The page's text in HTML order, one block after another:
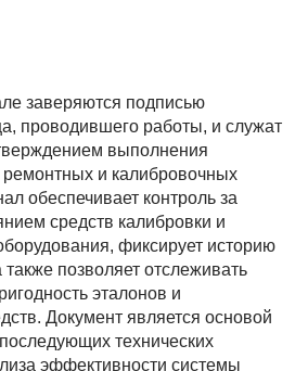
заверяются подписью
проводившего работы, и служат
выполнения
ремонтных и калибровочных
обеспечивает контроль за
средств калибровки и
фиксирует историю
позволяет отслеживать
эталонов и
Документ является основой
технических
эффективности системы